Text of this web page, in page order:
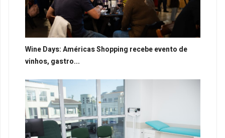
Wine Days: Américas Shopping recebe evento de
vinhos, gastro...